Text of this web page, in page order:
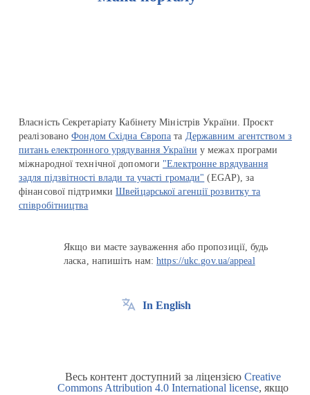
Власність Секретаріату Кабінету Міністрів України. Проєкт
реалізованоФондом Східна Європа та Державним агентством з
питань електронного урядування України у межах програми
міжнародної технічної допомоги "Електронне врядування
задля підзвітності влади та участі громади" (EGAP), за
фінансової підтримкиШвейцарської агенції розвитку та
співробітництва
Якщо ви маєте зауваження або пропозиції, будь
ласка, напишіть нам:https://ukc.gov.ua/appeal
In English
Весь контент доступний за ліцензією Creative
Commons Attribution 4.0 International license, якщо